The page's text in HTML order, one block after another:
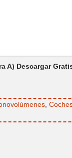
A) Descargar